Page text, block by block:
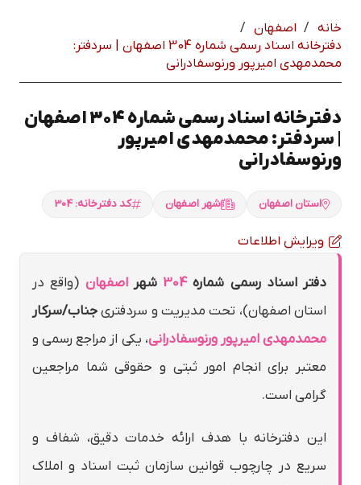
خانه / اصفهان /
دفترخانه اسناد رسمی شماره 304 اصفهان | سردفتر:
محمدمهدي اميرپور ورنوسفادراني
دفترخانه اسناد رسمی شماره 304 اصفهان
| سردفتر: محمدمهدي اميرپور
ورنوسفادراني
استان اصفهان شهر اصفهان کد دفترخانه: 304
ویرایش اطلاعات
دفتر اسناد رسمی شماره304 شهراصفهان (واقع در
استان اصفهان)، تحت مدیریت و سردفتریجناب/سرکار
محمدمهدي اميرپور ورنوسفادراني، یکی از مراجع رسمی و
معتبر برای انجام امور ثبتی و حقوقی شما مراجعین
گرامی است.
این دفترخانه با هدف ارائه خدمات دقیق، شفاف و
سریع در چارچوب قوانین سازمان ثبت اسناد و املاک